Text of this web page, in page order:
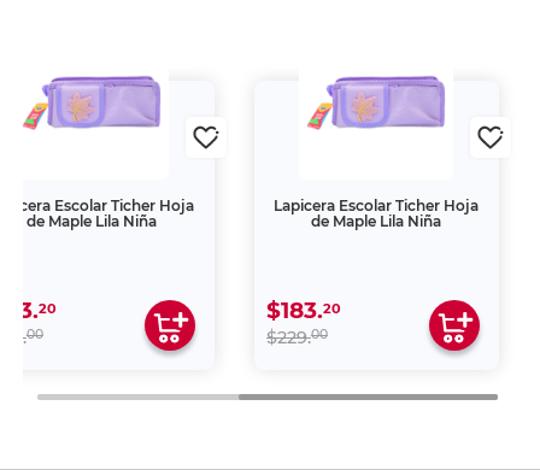
Escolar Ticher Hoja
de Maple Lila Niña
20
00
Lapicera Escolar Ticher Hoja
de Maple Lila Niña
$183.20
$229.00